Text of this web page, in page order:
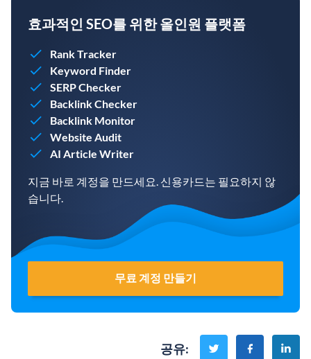
효과적인 SEO를 위한 올인원 플랫폼
Rank Tracker
Keyword Finder
SERP Checker
Backlink Checker
Backlink Monitor
Website Audit
AI Article Writer
지금 바로 계정을 만드세요. 신용카드는 필요하지 않
습니다.
무료 계정 만들기
공유: